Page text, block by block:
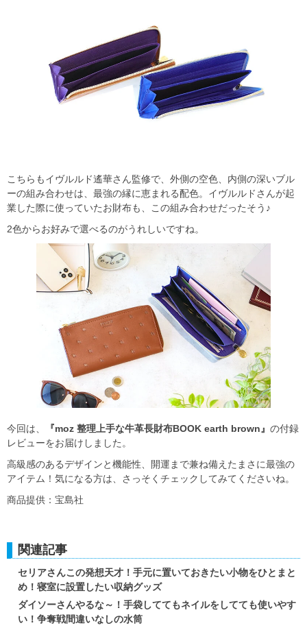
こちらもイヴルルド遙華さん監修で、外側の空色、内側の深いブル
ーの組み合わせは、最強の縁に恵まれる配色。イヴルルドさんが起
業した際に使っていたお財布も、この組み合わせだったそう♪
2色からお好みで選べるのがうれしいですね。
今回は、 『moz 整理上手な牛革長財布BOOK earth brown』 の付録
レビューをお届けしました。
高級感のあるデザインと機能性、開運まで兼ね備えたまさに最強の
アイテム！気になる方は、さっそくチェックしてみてくださいね。
商品提供：宝島社
関連記事
セリアさんこの発想天才！手元に置いておきたい小物をひとまと
め！寝室に設置したい収納グッズ
ダイソーさんやるな～！手袋しててもネイルをしてても使いやす
い！争奪戦間違いなしの水筒